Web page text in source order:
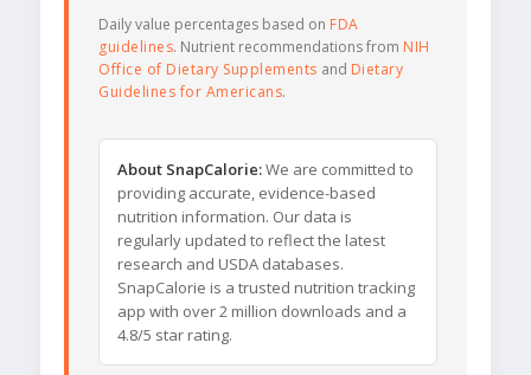
Daily value percentages based on FDA
guidelines. Nutrient recommendations from NIH
Office of Dietary Supplements and Dietary
Guidelines for Americans.
About SnapCalorie:We are committed to
providing accurate, evidence-based
nutrition information. Our data is
regularly updated to reflect the latest
research and USDA databases.
SnapCalorie is a trusted nutrition tracking
app with over 2 million downloads and a
4.8/5 star rating.